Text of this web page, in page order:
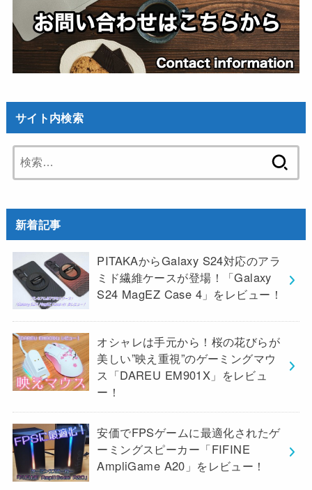
サイト内検索
索:
新着記事
PITAKAからGalaxy S24対応のアラ
ミド繊維ケースが登場！「Galaxy
S24 MagEZ Case 4」をレビュー！
オシャレは手元から！桜の花びらが
美しい”映え重視”のゲーミングマウ
ス「DAREU EM901X」をレビュ
ー！
安価でFPSゲームに最適化されたゲ
ーミングスピーカー「FIFINE
AmpliGame A20」をレビュー！